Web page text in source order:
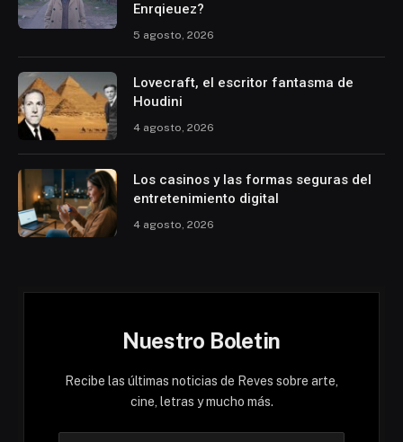
Enrqieuez?
5 agosto, 2026
Lovecraft, el escritor fantasma de
Houdini
4 agosto, 2026
Los casinos y las formas seguras del
entretenimiento digital
4 agosto, 2026
Nuestro Boletin
Recibe las últimas noticias de Reves sobre arte,
cine, letras y mucho más.